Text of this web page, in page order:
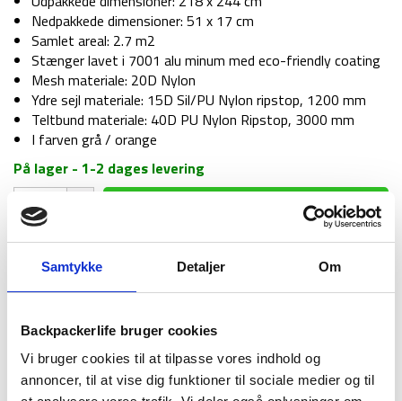
Samtykke Detaljer Om
Backpackerlife bruger cookies
Vi bruger cookies til at tilpasse vores indhold og
annoncer, til at vise dig funktioner til sociale medier og til
Nedpakkede dimensioner: 51 x 17 cm
Samlet areal: 2.7 m2
Stænger lavet i 7001 alu minum med eco-friendly coating
Mesh materiale: 20D Nylon
Ydre sejl materiale: 15D Sil/PU Nylon ripstop, 1200 mm
Teltbund materiale: 40D PU Nylon Ripstop, 3000 mm
I farven grå / orange
På lager - 1-2 dages levering
Telt
-
personer
antal
TILFØJ TIL KURV
Backpackerlife anbefaler sammen med
footprint
-
Klymit
Maxfield
1-2 dages
levering
Fri fragt over
499 kr
100 dages
returret